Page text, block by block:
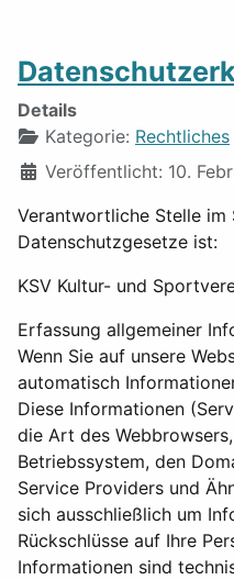
Details
Kategorie: Rechtliches
Veröffentlicht: 10.
Verantwortliche Stelle im
Datenschutzgesetze ist:
KSV Kultur- und
Erfassung allgemeiner
Wenn Sie auf unsere
automatisch
Diese Informationen
die Art des
Betriebssystem, den
Service Providers und
sich ausschließlich um
Rückschlüsse auf Ihre
Informationen sind